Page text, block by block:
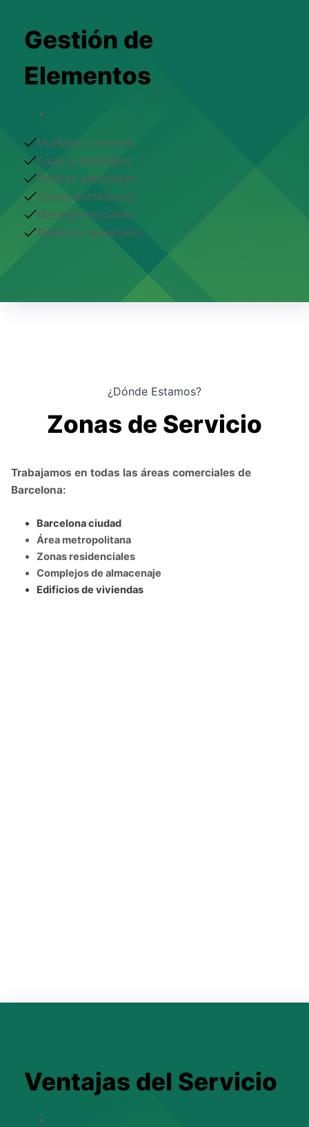
Gestión de
Elementos
Muebles y enseres
Cajas y embalajes
Objetos personales
Electrodomésticos
Material reciclable
Residuos especiales
¿Dónde Estamos?
Zonas de Servicio
Trabajamos en todas las áreas comerciales de
Barcelona:
Barcelona ciudad
Área metropolitana
Zonas residenciales
Complejos de almacenaje
Edificios de viviendas
Ventajas del Servicio